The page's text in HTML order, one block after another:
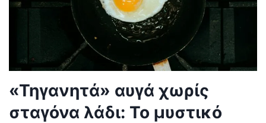
«Τηγανητά» αυγά χωρίς
σταγόνα λάδι: Το μυστικό